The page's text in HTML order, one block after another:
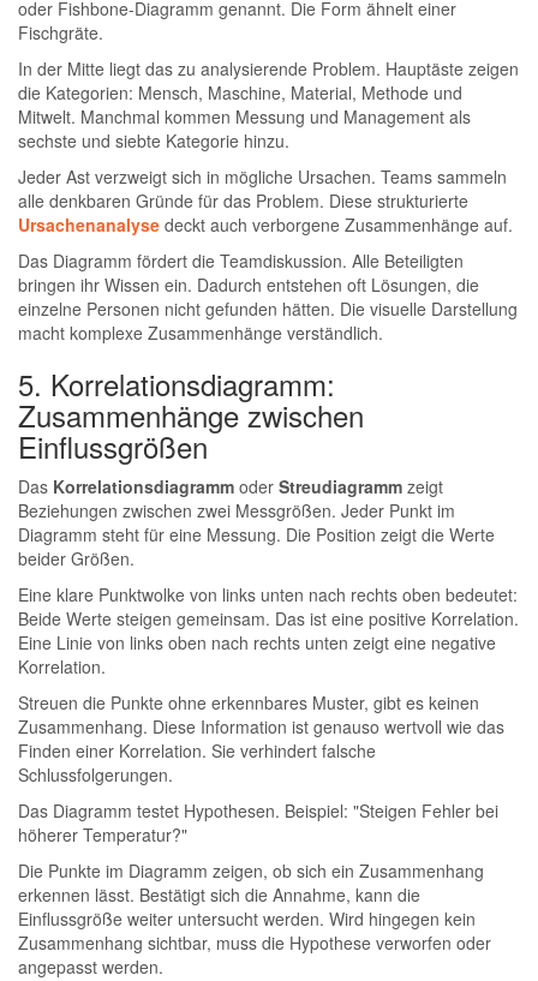
oder Fishbone-Diagramm genannt. Die Form ähnelt einer
Fischgräte.
In der Mitte liegt das zu analysierende Problem. Hauptäste zeigen
die Kategorien: Mensch, Maschine, Material, Methode und
Mitwelt. Manchmal kommen Messung und Management als
sechste und siebte Kategorie hinzu.
Jeder Ast verzweigt sich in mögliche Ursachen. Teams sammeln
alle denkbaren Gründe für das Problem. Diese strukturierte
Ursachenanalyse deckt auch verborgene Zusammenhänge auf.
Das Diagramm fördert die Teamdiskussion. Alle Beteiligten
bringen ihr Wissen ein. Dadurch entstehen oft Lösungen, die
einzelne Personen nicht gefunden hätten. Die visuelle Darstellung
macht komplexe Zusammenhänge verständlich.
5. Korrelationsdiagramm:
Zusammenhänge zwischen
Einflussgrößen
Das Korrelationsdiagramm oder Streudiagramm zeigt
Beziehungen zwischen zwei Messgrößen. Jeder Punkt im
Diagramm steht für eine Messung. Die Position zeigt die Werte
beider Größen.
Eine klare Punktwolke von links unten nach rechts oben bedeutet:
Beide Werte steigen gemeinsam. Das ist eine positive Korrelation.
Eine Linie von links oben nach rechts unten zeigt eine negative
Korrelation.
Streuen die Punkte ohne erkennbares Muster, gibt es keinen
Zusammenhang. Diese Information ist genauso wertvoll wie das
Finden einer Korrelation. Sie verhindert falsche
Schlussfolgerungen.
Das Diagramm testet Hypothesen. Beispiel: "Steigen Fehler bei
höherer Temperatur?"
Die Punkte im Diagramm zeigen, ob sich ein Zusammenhang
erkennen lässt. Bestätigt sich die Annahme, kann die
Einflussgröße weiter untersucht werden. Wird hingegen kein
Zusammenhang sichtbar, muss die Hypothese verworfen oder
angepasst werden.